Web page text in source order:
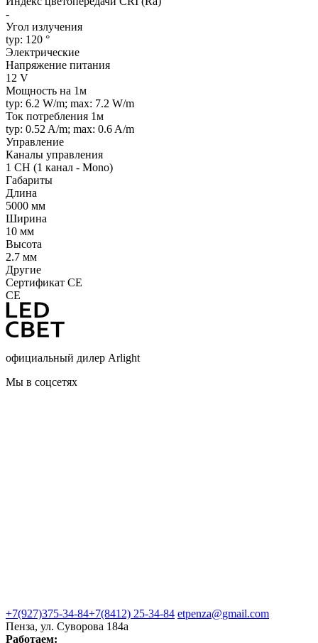
-
Угол излучения
typ: 120 °
Электрические
Напряжение питания
12 V
Мощность на 1м
typ: 6.2 W/m; max: 7.2 W/m
Ток потребления 1м
typ: 0.52 A/m; max: 0.6 A/m
Управление
Каналы управления
1 CH (1 канал - Mono)
Габариты
Длина
5000 мм
Ширина
10 мм
Высота
2.7 мм
Другие
Сертификат CE
CE
официальный дилер Arlight
Мы в соцсетях
+7(927)375-34-84+7(8412) 25-34-84 etpenza@gmail.com
Пенза, ул. Cуворова 184а
Работаем: